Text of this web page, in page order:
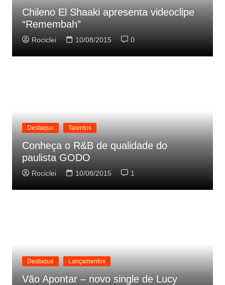
Chileno El Shaaki apresenta videoclipe
“Remembah”
Rociclei 10/08/2015 0
Destaque Talentos
Conheça o R&B de qualidade do
paulista GODO
Rociclei 10/08/2015 1
Destaque Lançamentos
Vão Apontar – novo single de Lucy